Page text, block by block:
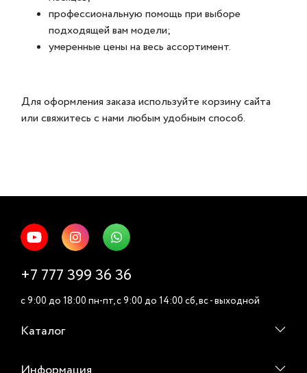
профессиональную помощь при выборе
подходящей вам модели;
умеренные цены на весь ассортимент.
Для оформления заказа используйте корзину сайта
или свяжитесь с нами любым удобным способ.
+7 777 399 36 36
c 9:00 до 18:00 пн-пт, c 9:00 до 14:00 cб, вс - выходной
Каталог